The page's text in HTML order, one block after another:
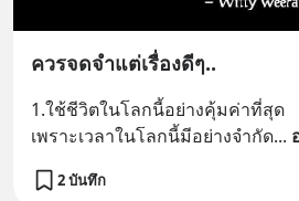
ควรจดจำแต่เรื่องดีๆ..
1.ใช้ชีวิตในโลกนี้อย่างคุ้มค่าที่สุด
เพราะเวลาในโลกนี้มีอย่างจำกัด...
2 บันทึก